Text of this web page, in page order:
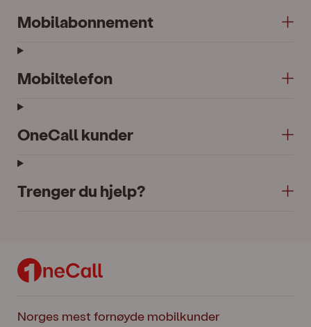
Mobilabonnement
Mobiltelefon
OneCall kunder
Trenger du hjelp?
Norges mest fornøyde mobilkunder